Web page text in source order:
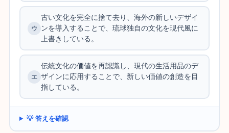
古い文化を完全に捨て去り、海外の新しいデザイ
ンを導入することで、琉球独自の文化を現代風に
上書きしている。
伝統文化の価値を再認識し、現代の生活用品のデ
ザインに応用することで、新しい価値の創造を目
指している。
💡 答えを確認